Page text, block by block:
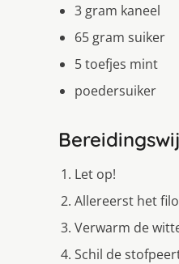
3 gram kaneel
65 gram suiker
5 toefjes mint
poedersuiker
Let op!
Allereerst het
Verwarm de
Schil de